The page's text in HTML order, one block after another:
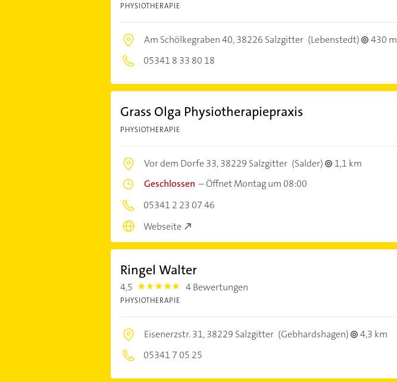
PHYSIOTHERAPIE
Am Schölkegraben 40,38226 Salzgitter (Lebenstedt)
430 m
05341 8 33 80 18
Grass Olga Physiotherapiepraxis
PHYSIOTHERAPIE
Vor dem Dorfe 33,38229 Salzgitter (Salder)
1,1 km
Geschlossen –Öffnet Montag um 08:00
05341 2 23 07 46
Webseite
Ringel Walter
4,5 4.5 4 Bewertungen
PHYSIOTHERAPIE
Eisenerzstr. 31,38229 Salzgitter (Gebhardshagen)
4,3 km
05341 7 05 25